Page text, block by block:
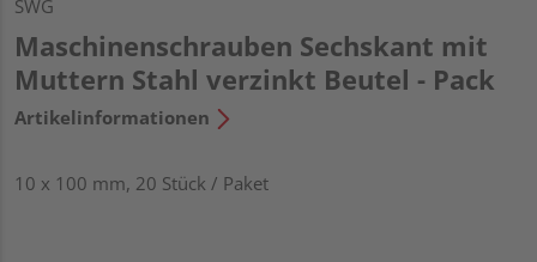
SWG
Maschinenschrauben Sechskant mit
Muttern Stahl verzinkt Beutel - Pack
Artikelinformationen
10 x 100 mm, 20 Stück / Paket